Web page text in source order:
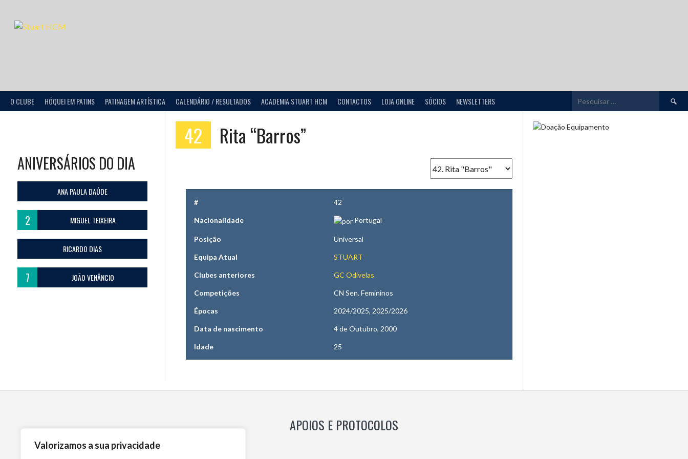
Valorizamos a sua privacidade
O CLUBE HÓQUEI EM PATINS PATINAGEM ARTÍSTICA CALENDÁRIO / RESULTADOS ACADEMIA STUART HCM CONTACTOS LOJA ONLINE SÓCIOS NEWSLETTERS
por:
42 Rita “Barros”
# 42
Nacionalidade Portugal
Posição Universal
Equipa Atual STUART
Clubes anteriores GC Odivelas
Competições CN Sen. Femininos
Épocas 2024/2025, 2025/2026
Data de nascimento 4 de Outubro, 2000
Idade 25
ANIVERSÁRIOS DO DIA
ANA PAULA DAÚDE
2 MIGUEL TEIXEIRA
RICARDO DIAS
7 JOÃO VENÂNCIO
APOIOS E PROTOCOLOS